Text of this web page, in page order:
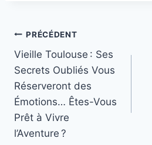
Navigation
de
l’article
PRÉCÉDENT
Vieille Toulouse : Ses
Secrets Oubliés Vous
Réserveront des
Émotions… Êtes-Vous
Prêt à Vivre
l’Aventure ?